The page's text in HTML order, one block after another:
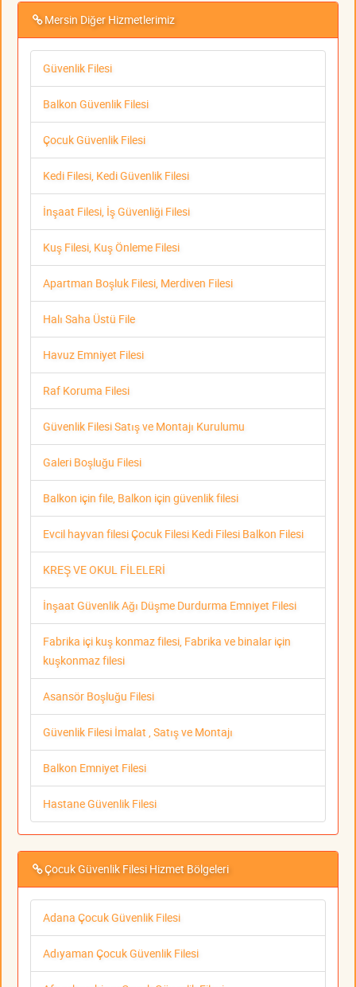
Mersin Diğer Hizmetlerimiz
Güvenlik Filesi
Balkon Güvenlik Filesi
Çocuk Güvenlik Filesi
Kedi Filesi, Kedi Güvenlik Filesi
İnşaat Filesi, İş Güvenliği Filesi
Kuş Filesi, Kuş Önleme Filesi
Apartman Boşluk Filesi, Merdiven Filesi
Halı Saha Üstü File
Havuz Emniyet Filesi
Raf Koruma Filesi
Güvenlik Filesi Satış ve Montajı Kurulumu
Galeri Boşluğu Filesi
Balkon için file, Balkon için güvenlik filesi
Evcil hayvan filesi Çocuk Filesi Kedi Filesi Balkon Filesi
KREŞ VE OKUL FİLELERİ
İnşaat Güvenlik Ağı Düşme Durdurma Emniyet Filesi
Fabrika içi kuş konmaz filesi, Fabrika ve binalar için
kuşkonmaz filesi
Asansör Boşluğu Filesi
Güvenlik Filesi İmalat , Satış ve Montajı
Balkon Emniyet Filesi
Hastane Güvenlik Filesi
Çocuk Güvenlik Filesi Hizmet Bölgeleri
Adana Çocuk Güvenlik Filesi
Adıyaman Çocuk Güvenlik Filesi